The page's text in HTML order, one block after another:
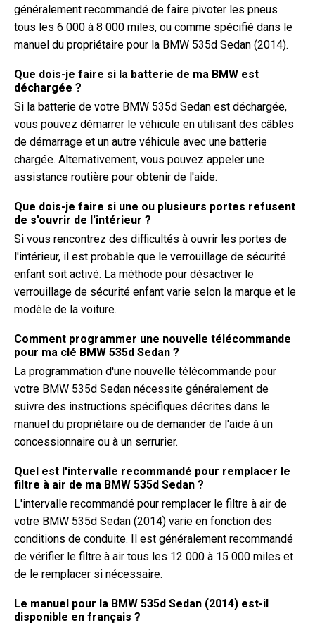
généralement recommandé de faire pivoter les pneus
tous les 6 000 à 8 000 miles, ou comme spécifié dans le
manuel du propriétaire pour la BMW 535d Sedan (2014).
Que dois-je faire si la batterie de ma BMW est
déchargée ?
Si la batterie de votre BMW 535d Sedan est déchargée,
vous pouvez démarrer le véhicule en utilisant des câbles
de démarrage et un autre véhicule avec une batterie
chargée. Alternativement, vous pouvez appeler une
assistance routière pour obtenir de l'aide.
Que dois-je faire si une ou plusieurs portes refusent
de s'ouvrir de l'intérieur ?
Si vous rencontrez des difficultés à ouvrir les portes de
l'intérieur, il est probable que le verrouillage de sécurité
enfant soit activé. La méthode pour désactiver le
verrouillage de sécurité enfant varie selon la marque et le
modèle de la voiture.
Comment programmer une nouvelle télécommande
pour ma clé BMW 535d Sedan ?
La programmation d'une nouvelle télécommande pour
votre BMW 535d Sedan nécessite généralement de
suivre des instructions spécifiques décrites dans le
manuel du propriétaire ou de demander de l'aide à un
concessionnaire ou à un serrurier.
Quel est l'intervalle recommandé pour remplacer le
filtre à air de ma BMW 535d Sedan ?
L'intervalle recommandé pour remplacer le filtre à air de
votre BMW 535d Sedan (2014) varie en fonction des
conditions de conduite. Il est généralement recommandé
de vérifier le filtre à air tous les 12 000 à 15 000 miles et
de le remplacer si nécessaire.
Le manuel pour la BMW 535d Sedan (2014) est-il
disponible en français ?